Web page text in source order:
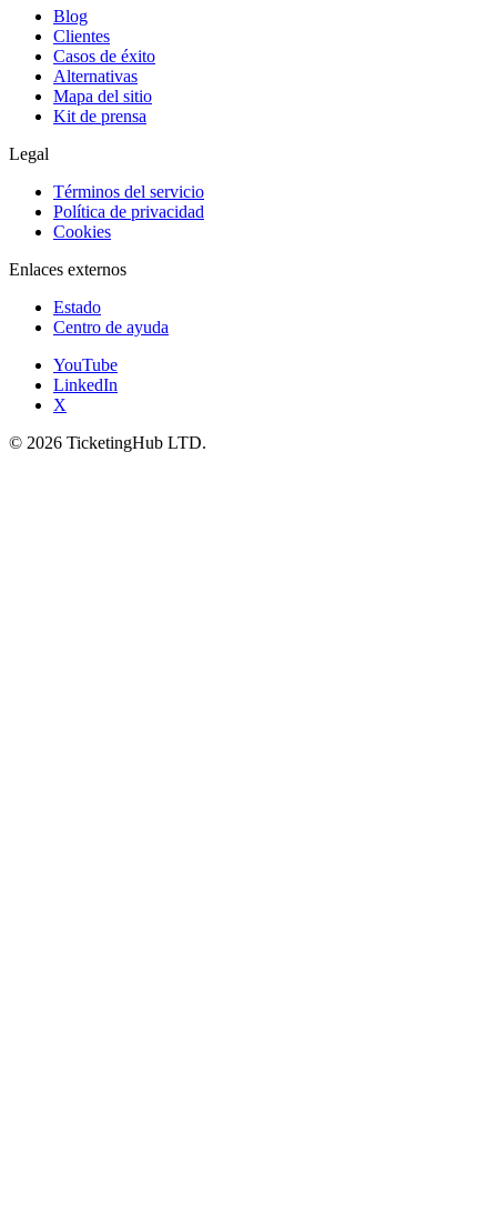
Blog
Clientes
Casos de éxito
Alternativas
Mapa del sitio
Kit de prensa
Legal
Términos del servicio
Política de privacidad
Cookies
Enlaces externos
Estado
Centro de ayuda
YouTube
LinkedIn
X
© 2026 TicketingHub LTD.